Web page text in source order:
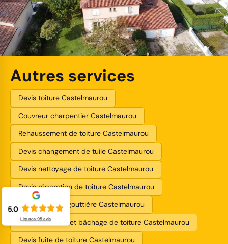
Autres services
Devis toiture Castelmaurou
Couvreur charpentier Castelmaurou
Rehaussement de toiture Castelmaurou
Devis changement de tuile Castelmaurou
Devis nettoyage de toiture Castelmaurou
Devis réparation de toiture Castelmaurou
Devis pose de gouttière Castelmaurou
Pose de bâche et bâchage de toiture Castelmaurou
Devis fuite de toiture Castelmaurou
5.0
Lire nos 95avis